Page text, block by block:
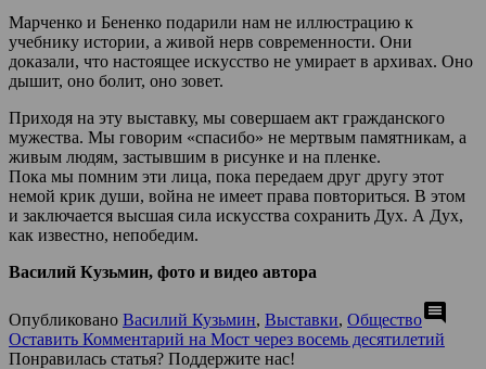
Марченко и Бененко подарили нам не иллюстрацию к
учебнику истории, а живой нерв современности. Они
доказали, что настоящее искусство не умирает в архивах. Оно
дышит, оно болит, оно зовет.
Приходя на эту выставку, мы совершаем акт гражданского
мужества. Мы говорим «спасибо» не мертвым памятникам, а
живым людям, застывшим в рисунке и на пленке.
Пока мы помним эти лица, пока передаем друг другу этот
немой крик души, война не имеет права повториться. В этом
и заключается высшая сила искусства сохранить Дух. А Дух,
как известно, непобедим.
Василий Кузьмин, фото и видео автора
Опубликовано Василий Кузьмин, Выставки, Обществоcomment
Оставить Комментарий на Мост через восемь десятилетий
Понравилась статья? Поддержите нас!